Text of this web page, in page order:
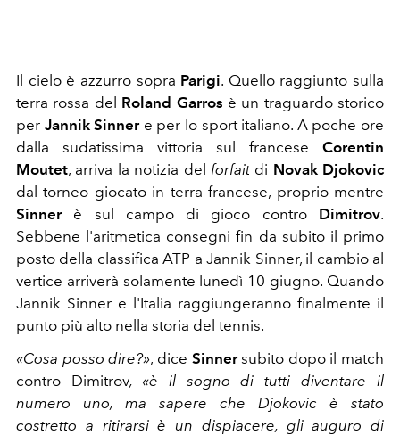
Il cielo è azzurro sopra Parigi. Quello raggiunto sulla
terra rossa del Roland Garros è un traguardo storico
per Jannik Sinner e per lo sport italiano. A poche ore
dalla sudatissima vittoria sul francese Corentin
Moutet, arriva la notizia del forfaitdi Novak Djokovic
dal torneo giocato in terra francese, proprio mentre
Sinnerè sul campo di gioco contro Dimitrov.
Sebbene l'aritmetica consegni fin da subito il primo
posto della classifica ATP a Jannik Sinner, il cambio al
vertice arriverà solamente lunedì 10 giugno. Quando
Jannik Sinner e l'Italia raggiungeranno finalmente il
punto più alto nella storia del tennis.
«Cosa posso dire?», dice Sinnersubito dopo il match
contro Dimitrov, «è il sogno di tutti diventare il
numero uno, ma sapere che Djokovic è stato
costretto a ritirarsi è un dispiacere, gli auguro di